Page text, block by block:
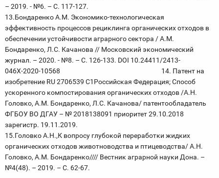
– 2019. - №6. – С. 117-127.
13.Бондаренко А.М. Экономико-технологическая
эффективность процессов рециклинга органических отходов в
обеспечении устойчивости аграрного сектора / А.М.
Бондаренко, Л.С. Качанова // Московский экономический
журнал. – 2020. - №8. – С. 126-133. DOI 10.24411/2413-
046Х-2020-10568 14. Патент на
изобретение RU 2706539 C1Российская Федерация; Способ
ускоренного компостирования органических отходов /А.Н.
Головко, А.М. Бондаренко, Л.С. Качанова/ патентообладатель
ФГБОУ ВО ДГАУ – № 2018138091 приоритет 29.10.2018
зарегистр. 19.11.2019.
15.Головко А.Н.,К вопросу глубокой переработки жидких
органических отходов животноводства и птицеводства/ А.Н.
Головко, А.М. Бондаренко//// Вестник аграрной науки Дона. –
№4(48). – 2019. – С. 62-67.